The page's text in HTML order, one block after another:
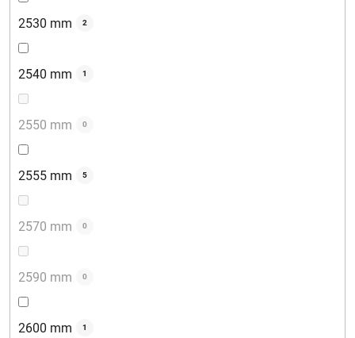
2530 mm 2
2540 mm 1
2550 mm 0
2555 mm 5
2570 mm 0
2590 mm 0
2600 mm 1